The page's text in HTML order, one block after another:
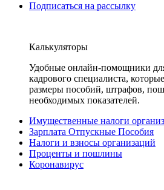
Подписаться на рассылку
Калькуляторы
Удобные онлайн-помощники
кадрового специалиста,
размеры пособий, штрафов,
необходимых показателей.
Имущественные налоги
Зарплата Отпускные Пособия
Налоги и взносы организаций
Проценты и пошлины
Коронавирус